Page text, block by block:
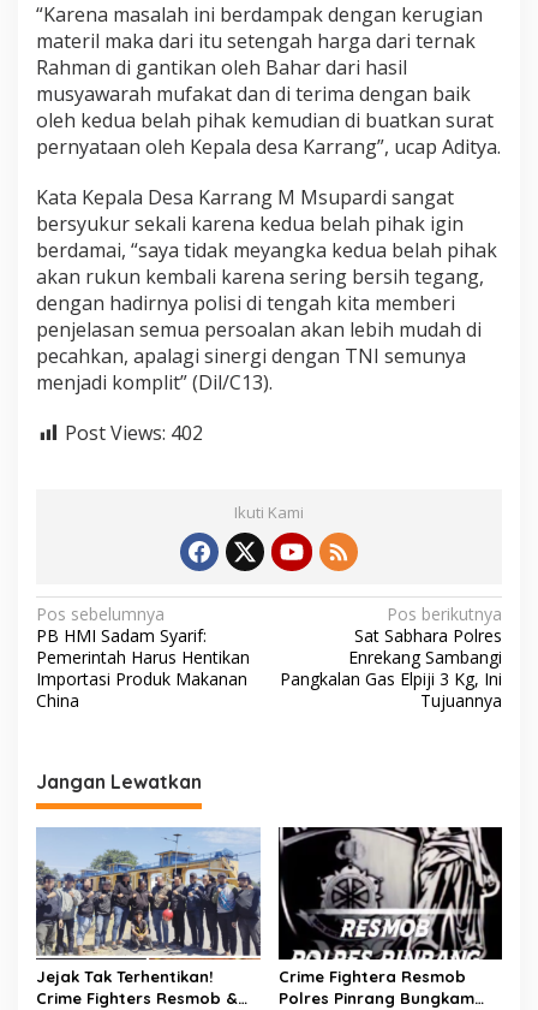
a
h
A
p
a
p
u
e
r
p
e
c
a
h
k
a
“Karena masalah ini berdampak dengan kerugian
materil maka dari itu setengah harga dari ternak
Rahman di gantikan oleh Bahar dari hasil
musyawarah mufakat dan di terima dengan baik
oleh kedua belah pihak kemudian di buatkan surat
pernyataan oleh Kepala desa Karrang”, ucap Aditya.
Kata Kepala Desa Karrang M Msupardi sangat
bersyukur sekali karena kedua belah pihak igin
berdamai, “saya tidak meyangka kedua belah pihak
akan rukun kembali karena sering bersih tegang,
dengan hadirnya polisi di tengah kita memberi
penjelasan semua persoalan akan lebih mudah di
pecahkan, apalagi sinergi dengan TNI semunya
menjadi komplit” (Dil/C13).
Post Views: 402
Ikuti Kami
N
a
v
i
a
s
i
p
o
s
Pos sebelumnya
PB HMI Sadam Syarif:
Pemerintah Harus Hentikan
Importasi Produk Makanan
China
Pos berikutnya
Sat Sabhara Polres
Enrekang Sambangi
Pangkalan Gas Elpiji 3 Kg, Ini
Tujuannya
Jangan Lewatkan
Jejak Tak Terhentikan!
Crime Fighters Resmob &
Crime Fightera Resmob
Polres Pinrang Bungkam